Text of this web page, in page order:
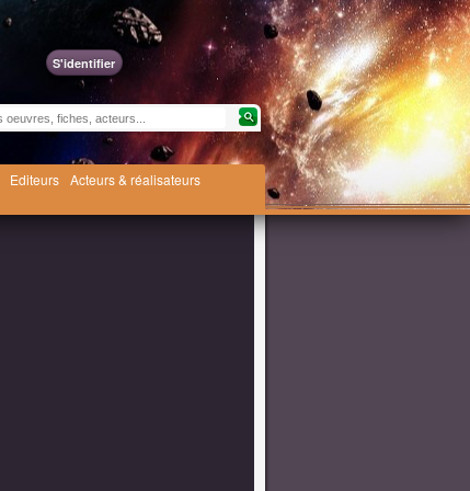
S'identifier
Editeurs Acteurs & réalisateurs